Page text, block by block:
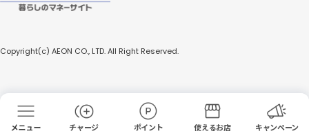
チャージ ポイント 使えるお店 キャンペーン
Copyright(c) AEON CO., LTD. All Right Reserved.